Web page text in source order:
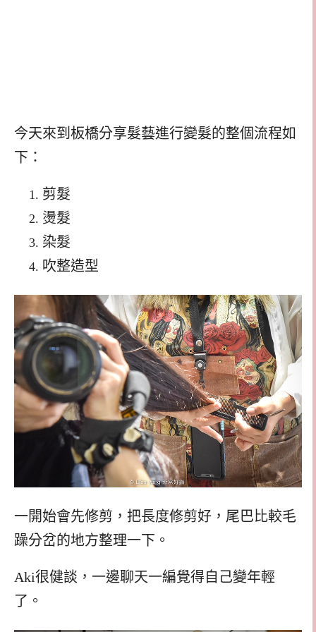
今天來到板橋分享髮藝進行變髮的整個流程如
下：
剪髮
燙髮
染髮
吹整造型
一開始會先修剪，把長度修剪好，尾巴比較毛
躁分岔的地方整理一下。
Aki很健談，一邊聊天一編覺得自己變年輕
了。